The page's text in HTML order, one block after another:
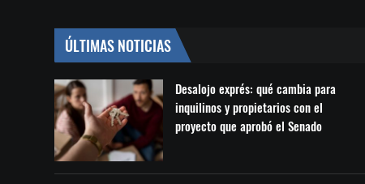
ÚLTIMAS NOTICIAS
Desalojo exprés: qué cambia para
inquilinos y propietarios con el
proyecto que aprobó el Senado